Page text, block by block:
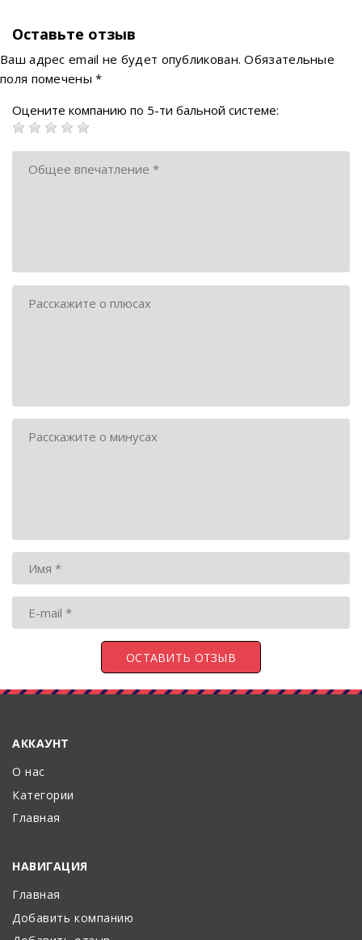
Оставьте отзыв
Ваш адрес email не будет опубликован. Обязательные
поля помечены*
Оцените компанию по 5-ти бальной системе:
АККАУНТ
О нас
Категории
Главная
НАВИГАЦИЯ
Главная
Добавить компанию